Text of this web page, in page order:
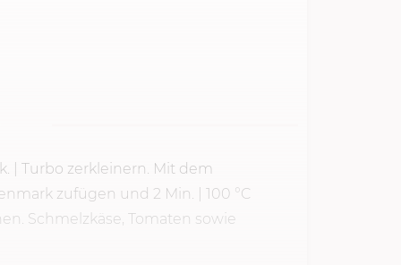
| Turbo zerkleinern. Mit dem
zufügen und 2 Min.
100 °C
Schmelzkäse, Tomaten sowie